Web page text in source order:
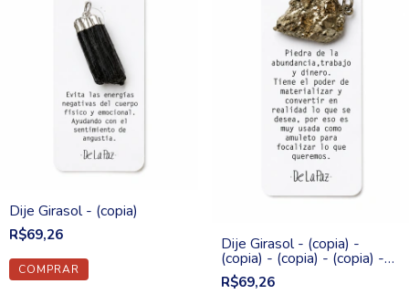
Dije Girasol - (copia)
R$69,26 Dije Girasol - (copia) -
(copia) - (copia) - (copia) -
(copia)
R$69,26